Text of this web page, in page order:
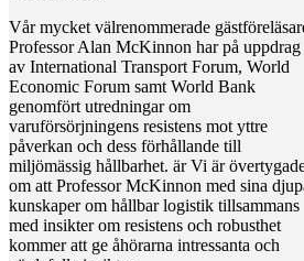
Vår mycket välrenommerade
Professor Alan McKinnon har på uppdrag
av International Transport Forum, World
Economic Forum samt World Bank
genomfört utredningar om
varuförsörjningens resistens mot yttre
påverkan och dess förhållande till
miljömässig hållbarhet. är Vi är
om att Professor McKinnon med sina
kunskaper om hållbar logistik tillsammans
med insikter om resistens och robusthet
kommer att ge åhörarna intressanta och